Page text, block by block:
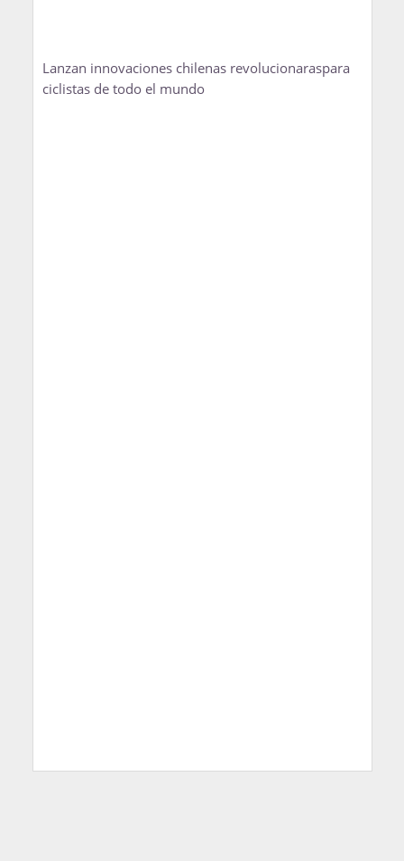
Lanzan innovaciones chilenas revolucionaraspara
ciclistas de todo el mundo